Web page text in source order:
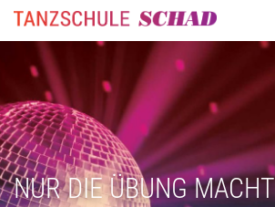
ZUM
SPRINGEN
NUR DIE ÜBUNG MACHT